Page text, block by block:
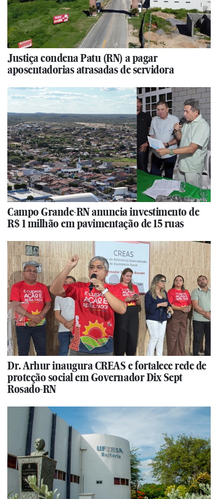
Justiça condena Patu (RN) a pagar
aposentadorias atrasadas de servidora
Campo Grande-RN anuncia investimento de
R$ 1 milhão em pavimentação de 15 ruas
Dr. Arhur inaugura CREAS e fortalece rede de
proteção social em Governador Dix Sept
Rosado-RN